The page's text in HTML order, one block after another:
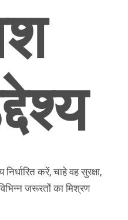
करें, चाहे वह सुरक्षा,
जरूरतों का मिश्रण